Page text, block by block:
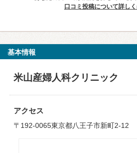
口コミ投稿について詳し
基本情報
米山産婦人科クリニック
アクセス
〒192-0065東京都八王子市新町2-12